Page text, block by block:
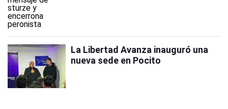
La Libertad Avanza inauguró una
nueva sede en Pocito